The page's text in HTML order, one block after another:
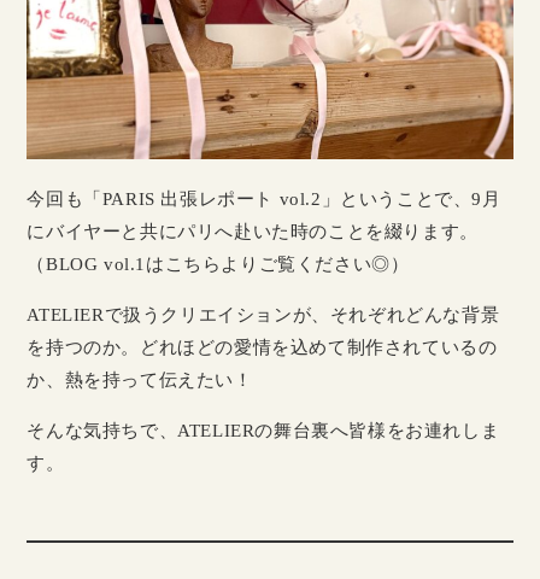
今回も「PARIS 出張レポート vol.2」ということで、9月
にバイヤーと共にパリへ赴いた時のことを綴ります。
（BLOG vol.1は こちら よりご覧ください◎）
ATELIERで扱うクリエイションが、それぞれどんな背景
を持つのか。どれほどの愛情を込めて制作されているの
か、熱を持って伝えたい！
そんな気持ちで、ATELIERの舞台裏へ皆様をお連れしま
す。